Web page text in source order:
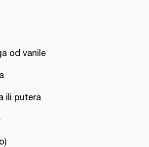
od vanile
ili putera